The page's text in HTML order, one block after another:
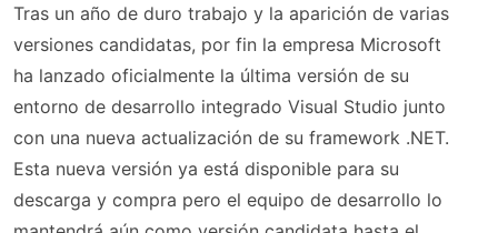
Tras un año de duro trabajo y la aparición de varias
versiones candidatas, por fin la empresa Microsoft
ha lanzado oficialmente la última versión de su
entorno de desarrollo integrado Visual Studio junto
con una nueva actualización de su framework .NET.
Esta nueva versión ya está disponible para su
descarga y compra pero el equipo de desarrollo lo